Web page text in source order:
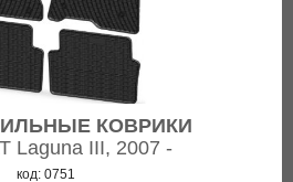
КОВРИКИ
Laguna III, 2007 -
код: 0751